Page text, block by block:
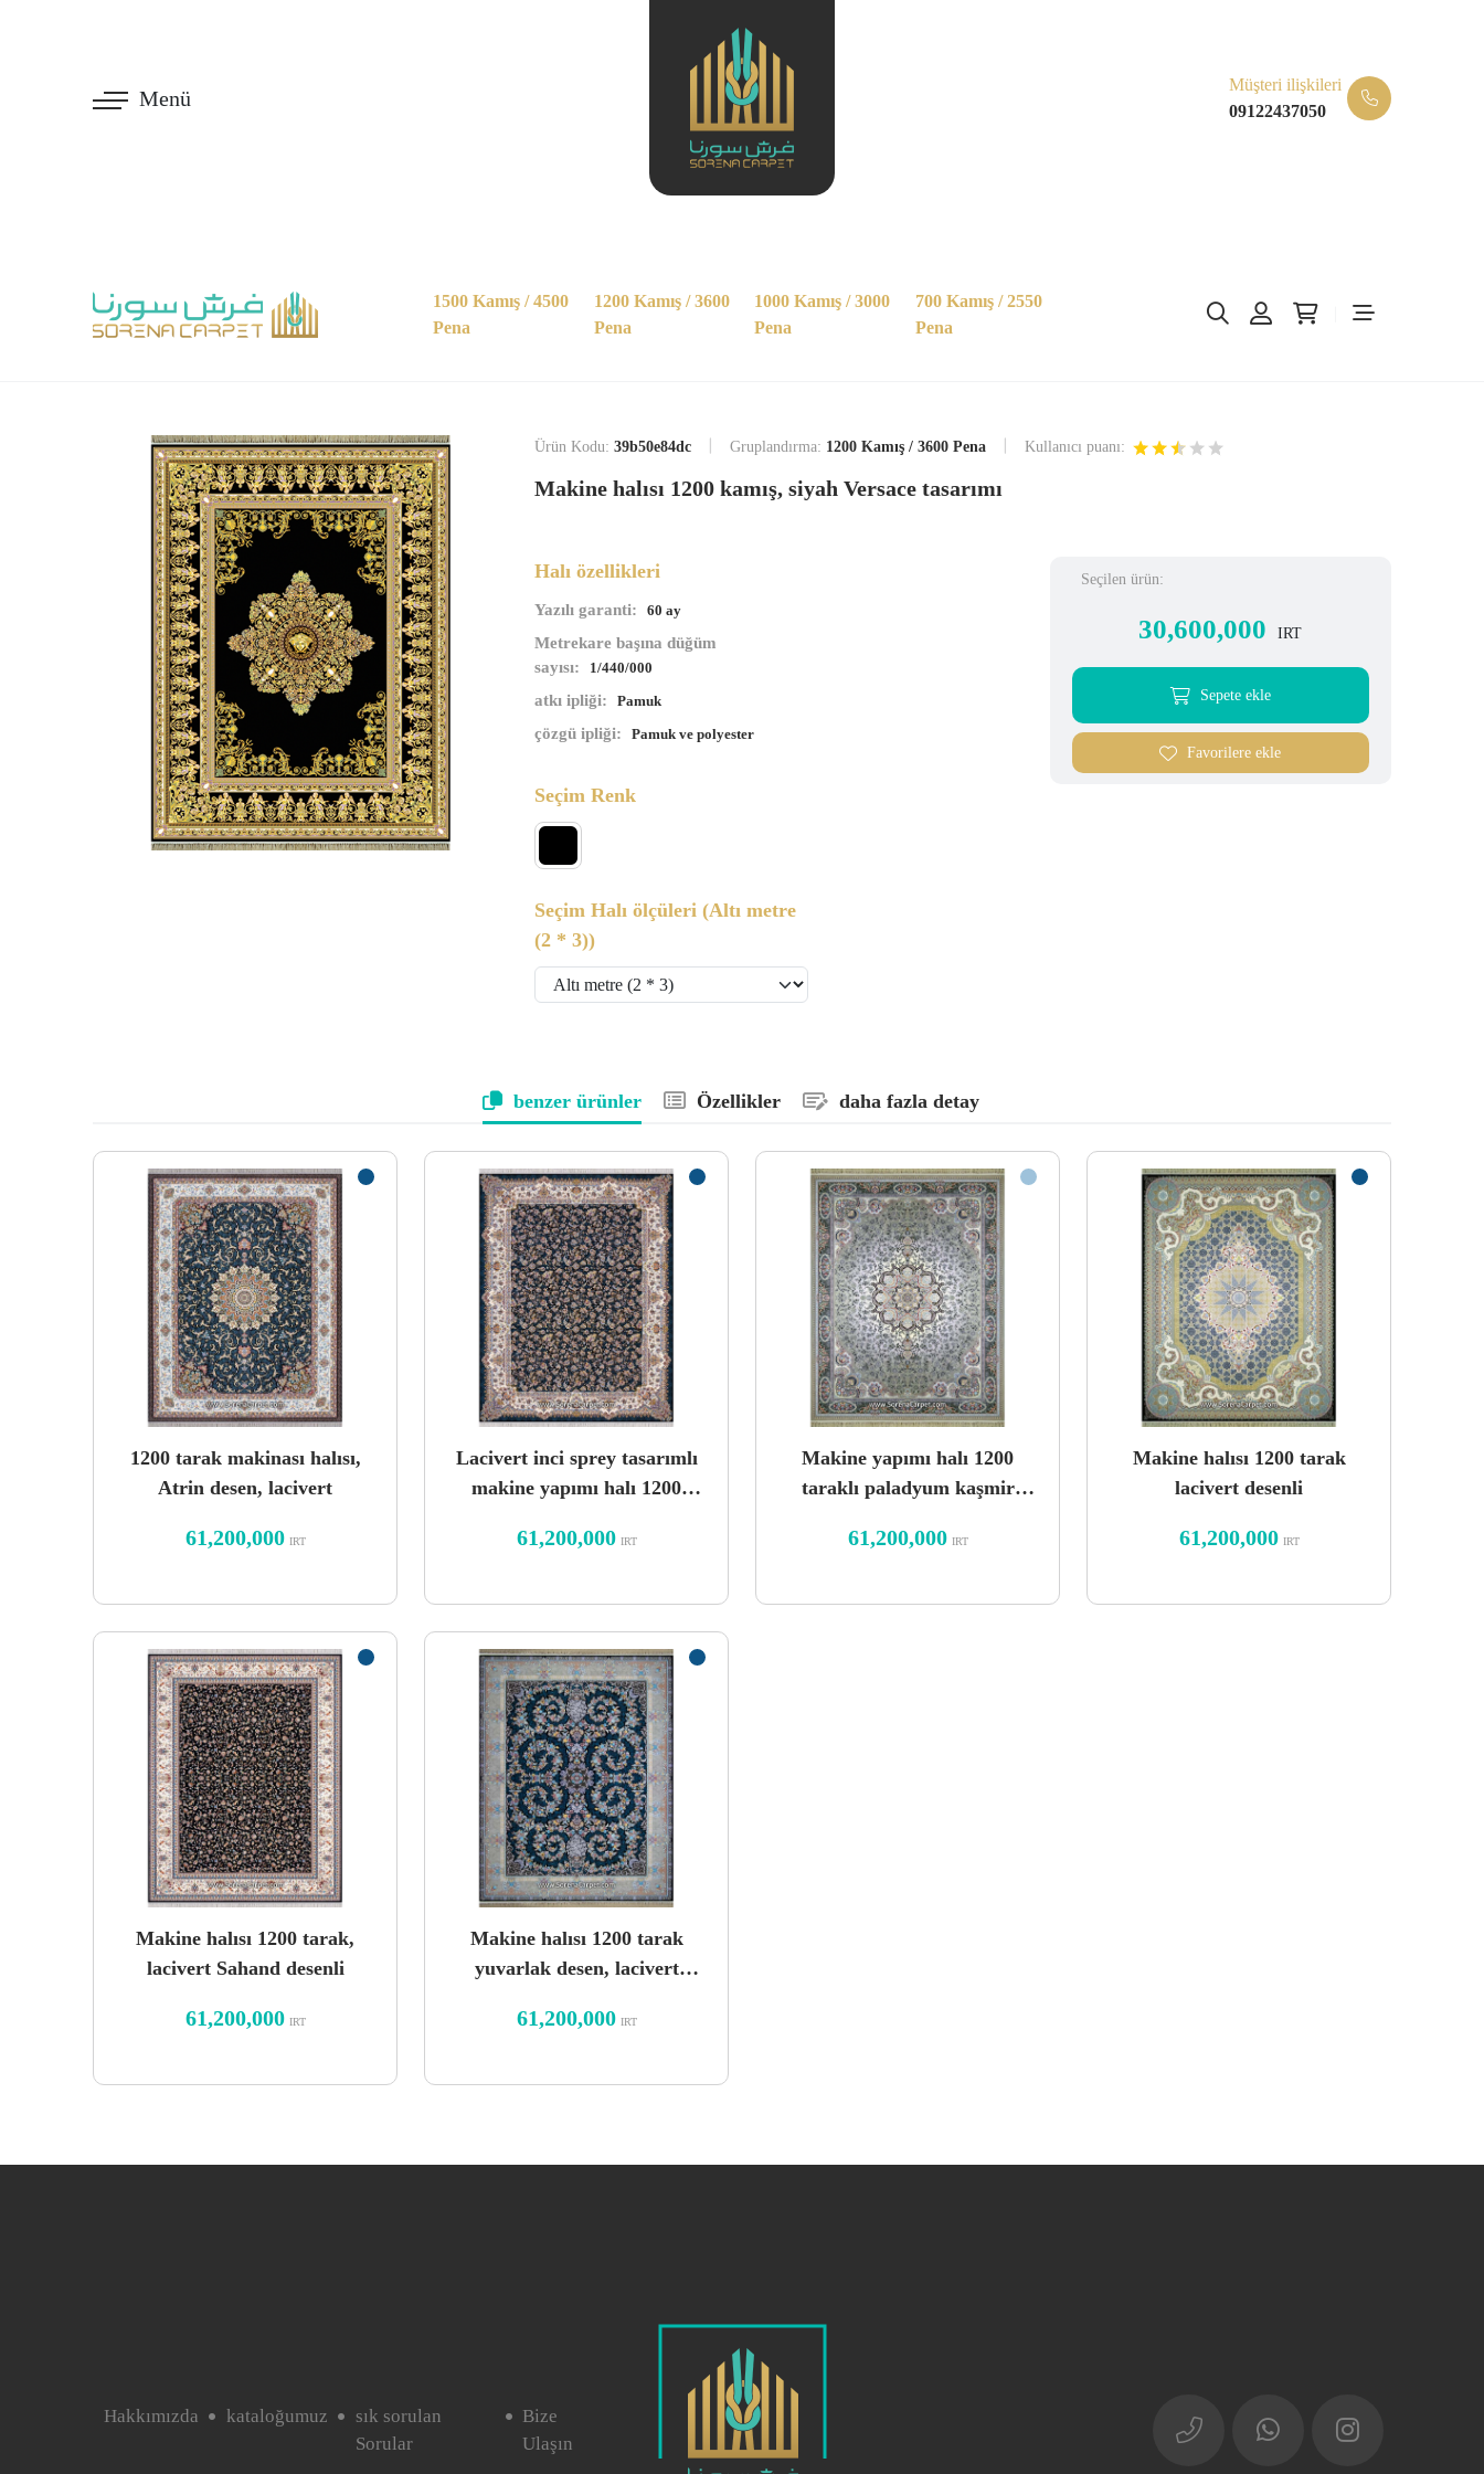
Menü
Müşteri ilişkileri
09122437050
1500 Kamış / 4500
Pena
1200 Kamış / 3600
Pena
1000 Kamış / 3000
Pena
700 Kamış / 2550
Pena
Ürün Kodu: 39b50e84dc Gruplandırma: 1200 Kamış / 3600 Pena Kullanıcı puanı:
Makine halısı 1200 kamış, siyah Versace tasarımı
Halı özellikleri
Yazılı garanti: 60 ay
Metrekare başına düğüm
sayısı:
1/440/000
atkı ipliği: Pamuk
çözgü ipliği: Pamuk ve polyester
Seçim Renk
Seçim Halı ölçüleri (Altı metre
(2 * 3))
Seçilen ürün:
30,600,000 IRT
Sepete ekle
Favorilere ekle
benzer ürünler Özellikler daha fazla detay
1200 tarak makinası halısı,
Atrin desen, lacivert
61,200,000 IRT
Lacivert inci sprey tasarımlı
makine yapımı halı 1200
61,200,000 IRT
Makine yapımı halı 1200
taraklı paladyum kaşmir
61,200,000 IRT
Makine halısı 1200 tarak
lacivert desenli
61,200,000 IRT
Makine halısı 1200 tarak,
lacivert Sahand desenli
61,200,000 IRT
Makine halısı 1200 tarak
yuvarlak desen, lacivert
61,200,000 IRT
Hakkımızda kataloğumuz
sık sorulan
Sorular
Bize
Ulaşın